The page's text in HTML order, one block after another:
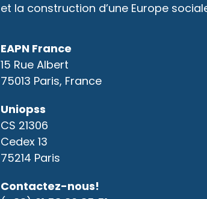
et la construction d’une Europe
EAPN France
15 Rue Albert
75013 Paris, France
Uniopss
CS 21306
Cedex 13
75214 Paris
Contactez-nous!